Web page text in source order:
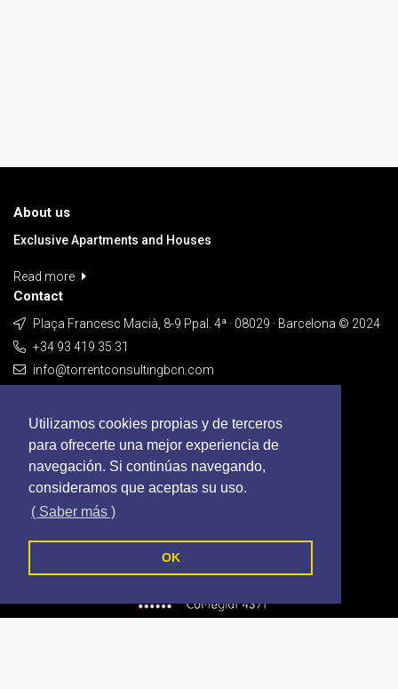
Utilizamos cookies propias y de terceros
para ofrecerte una mejor experiencia de
navegación. Si continúas navegando,
consideramos que aceptas su uso.
( Saber más )
OK
About us
Exclusive Apartments and Houses
Read more
Contact
Plaça Francesc Macià, 8-9 Ppal. 4ª · 08029 · Barcelona © 2024
+34 93 419 35 31
info@torrentconsultingbcn.com